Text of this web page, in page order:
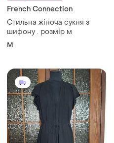
French Connection
Стильна жіноча сукня з
шифону . розмір м
M